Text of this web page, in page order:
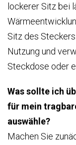
lockerer Sitz bei
Sitz des
Nutzung und
Steckdose oder
Was sollte ich
für mein
auswähle?
Machen Sie